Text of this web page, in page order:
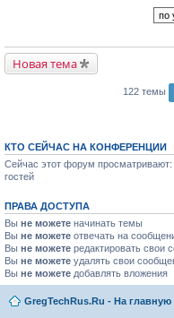
Новая тема
122 темы
КТО СЕЙЧАС НА КОНФЕРЕНЦИИ
Сейчас этот форум просматривают:
гостей
ПРАВА ДОСТУПА
Вы не можете начинать темы
Вы не можете отвечать на
Вы не можете редактировать свои
Вы не можете удалять свои
Вы не можете добавлять вложения
GregTechRus.Ru - На главную